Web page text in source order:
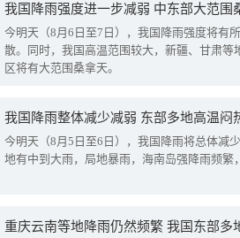
今明天（8月6日至7日），我国降雨强度将有
散。同时，我国高温范围较大，新疆、甘肃等
区将有大范围桑拿天。
我国降雨整体减少减弱 东部多地高温闷
今明天（8月5日至6日），我国降雨将总体减
地有中到大雨，局地暴雨，海南岛强降雨频繁
重庆云南等地降雨仍然频繁 我国东部多